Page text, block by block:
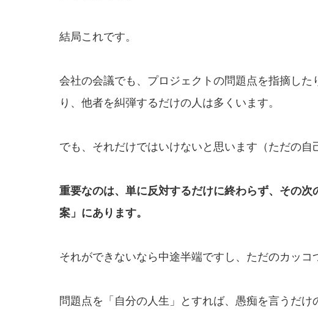
結局これです。
会社の会議でも、プロジェクトの問題点を指摘した
り、他者を糾弾するだけの人は多くいます。
でも、それだけではいけないと思います（ただの自
重要なのは、単に反対するだけに終わらず、その次
案」にあります。
それができないなら中途半端ですし、ただのカッコ
問題点を「自分の人生」とすれば、愚痴を言うだけ